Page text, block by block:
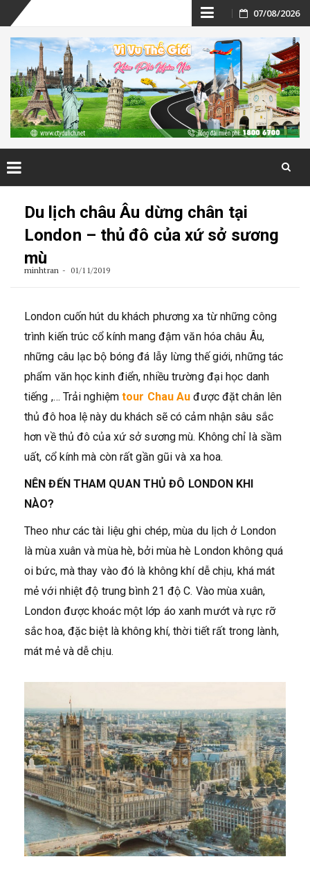
Skip
to
content
07/08/2026
Du lịch châu Âu dừng chân tại
London – thủ đô của xứ sở sương
mù
minhtran 01/11/2019
London cuốn hút du khách phương xa từ những công
trình kiến trúc cổ kính mang đậm văn hóa châu Âu,
những câu lạc bộ bóng đá lẫy lừng thế giới, những tác
phẩm văn học kinh điển, nhiều trường đại học danh
tiếng ,… Trải nghiệmtour Chau Au được đặt chân lên
thủ đô hoa lệ này du khách sẽ có cảm nhận sâu sắc
hơn về thủ đô của xứ sở sương mù. Không chỉ là sầm
uất, cổ kính mà còn rất gần gũi và xa hoa.
NÊN ĐẾN THAM QUAN THỦ ĐÔ LONDON KHI
NÀO?
Theo như các tài liệu ghi chép, mùa du lịch ở London
là mùa xuân và mùa hè, bởi mùa hè London không quá
oi bức, mà thay vào đó là không khí dễ chịu, khá mát
mẻ với nhiệt độ trung bình 21 độ C. Vào mùa xuân,
London được khoác một lớp áo xanh mướt và rực rỡ
sắc hoa, đặc biệt là không khí, thời tiết rất trong lành,
mát mẻ và dễ chịu.